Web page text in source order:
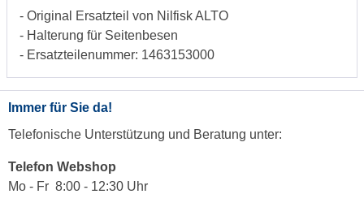
- Original Ersatzteil von Nilfisk ALTO
- Halterung für Seitenbesen
- Ersatzteilenummer: 1463153000
Immer für Sie da!
Telefonische Unterstützung und Beratung unter:
Telefon Webshop
Mo - Fr 8:00 - 12:30 Uhr